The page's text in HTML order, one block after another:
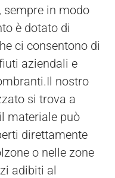
sempre in modo
è dotato di
ci consentono di
aziendali e
nostro
si trova a
materiale può
direttamente
o nelle zone
adibiti al